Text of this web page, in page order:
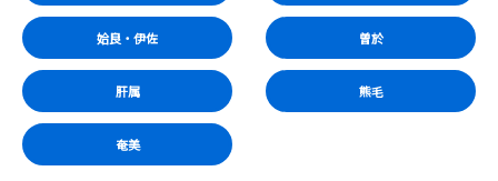
姶良・伊佐 曽於
肝属 熊毛
奄美